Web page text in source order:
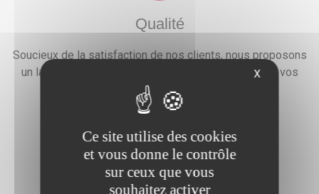
Qualité
Soucieux de la satisfaction de nos clients, nous proposons
un large choix de prestations qui combleront toutes vos
attentes, besoins et envies festives.
X
Ce site utilise des cookies
et vous donne le contrôle
sur ceux que vous
souhaitez activer